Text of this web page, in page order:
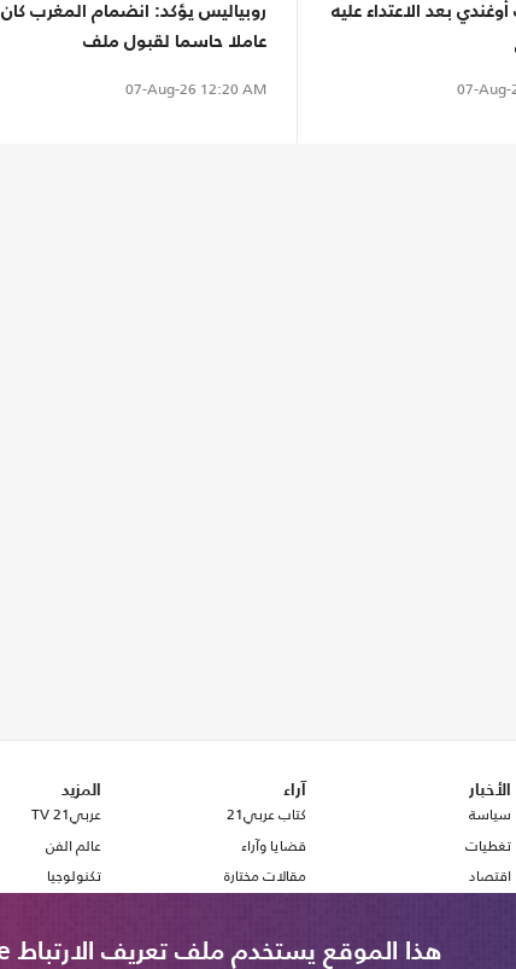
بعد الاعتداء عليه
07-Aug-
روبياليس يؤكد: انضمام المغرب كان
عاملا حاسما لقبول ملف
07-Aug-26 12:20 AM
الأخبار
سياسة
تغطيات
اقتصاد
آراء
كتاب عربي21
قضايا وآراء
مقالات مختارة
استطلاع رأي
المزيد
عربي21 TV
عالم الفن
تكنولوجيا
هذا الموقع يستخدم ملف تعريف الارتباط Cookie